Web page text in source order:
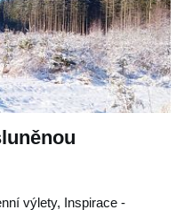
výlety, Inspirace -